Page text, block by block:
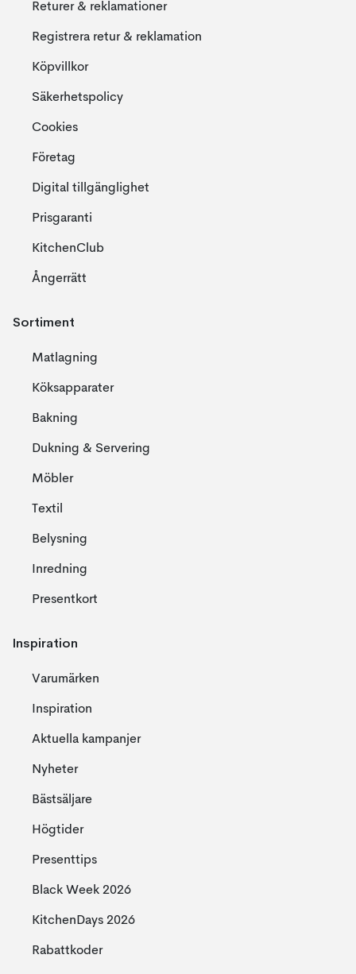
Returer & reklamationer
Registrera retur & reklamation
Köpvillkor
Säkerhetspolicy
Cookies
Företag
Digital tillgänglighet
Prisgaranti
KitchenClub
Ångerrätt
Sortiment
Matlagning
Köksapparater
Bakning
Dukning & Servering
Möbler
Textil
Belysning
Inredning
Presentkort
Inspiration
Varumärken
Inspiration
Aktuella kampanjer
Nyheter
Bästsäljare
Högtider
Presenttips
Black Week 2026
KitchenDays 2026
Rabattkoder